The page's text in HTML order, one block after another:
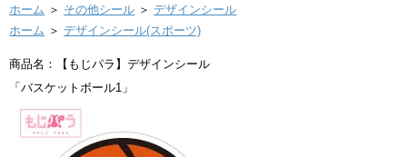
ホーム ＞ その他シール ＞ デザインシール
ホーム ＞ デザインシール(スポーツ)
商品名：【もじパラ】デザインシール
「バスケットボール1」